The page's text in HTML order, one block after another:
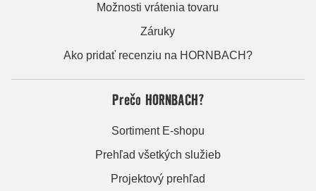
Možnosti vrátenia tovaru
Záruky
Ako pridať recenziu na HORNBACH?
Prečo HORNBACH?
Sortiment E-shopu
Prehľad všetkých služieb
Projektový prehľad